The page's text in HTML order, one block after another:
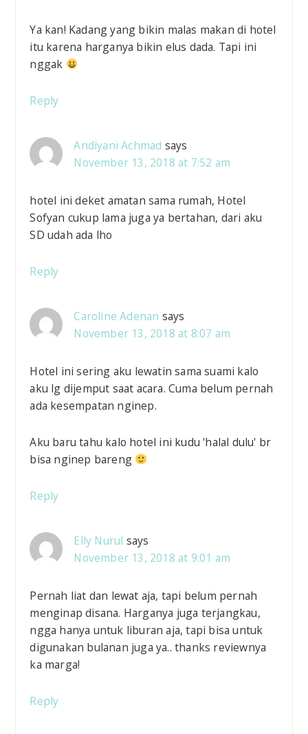
n
Ya kan! Kadang yang bikin malas makan di hotel
itu karena harganya bikin elus dada. Tapi ini
nggak
Reply
Andiyani Achmad says
November 13, 2018 at 7:52 am
hotel ini deket amatan sama rumah, Hotel
Sofyan cukup lama juga ya bertahan, dari aku
SD udah ada lho
Reply
Caroline Adenan says
November 13, 2018 at 8:07 am
Hotel ini sering aku lewatin sama suami kalo
aku lg dijemput saat acara. Cuma belum pernah
ada kesempatan nginep.
Aku baru tahu kalo hotel ini kudu 'halal dulu' br
bisa nginep bareng
Reply
Elly Nurul says
November 13, 2018 at 9:01 am
Pernah liat dan lewat aja, tapi belum pernah
menginap disana. Harganya juga terjangkau,
ngga hanya untuk liburan aja, tapi bisa untuk
digunakan bulanan juga ya.. thanks reviewnya
ka marga!
Reply